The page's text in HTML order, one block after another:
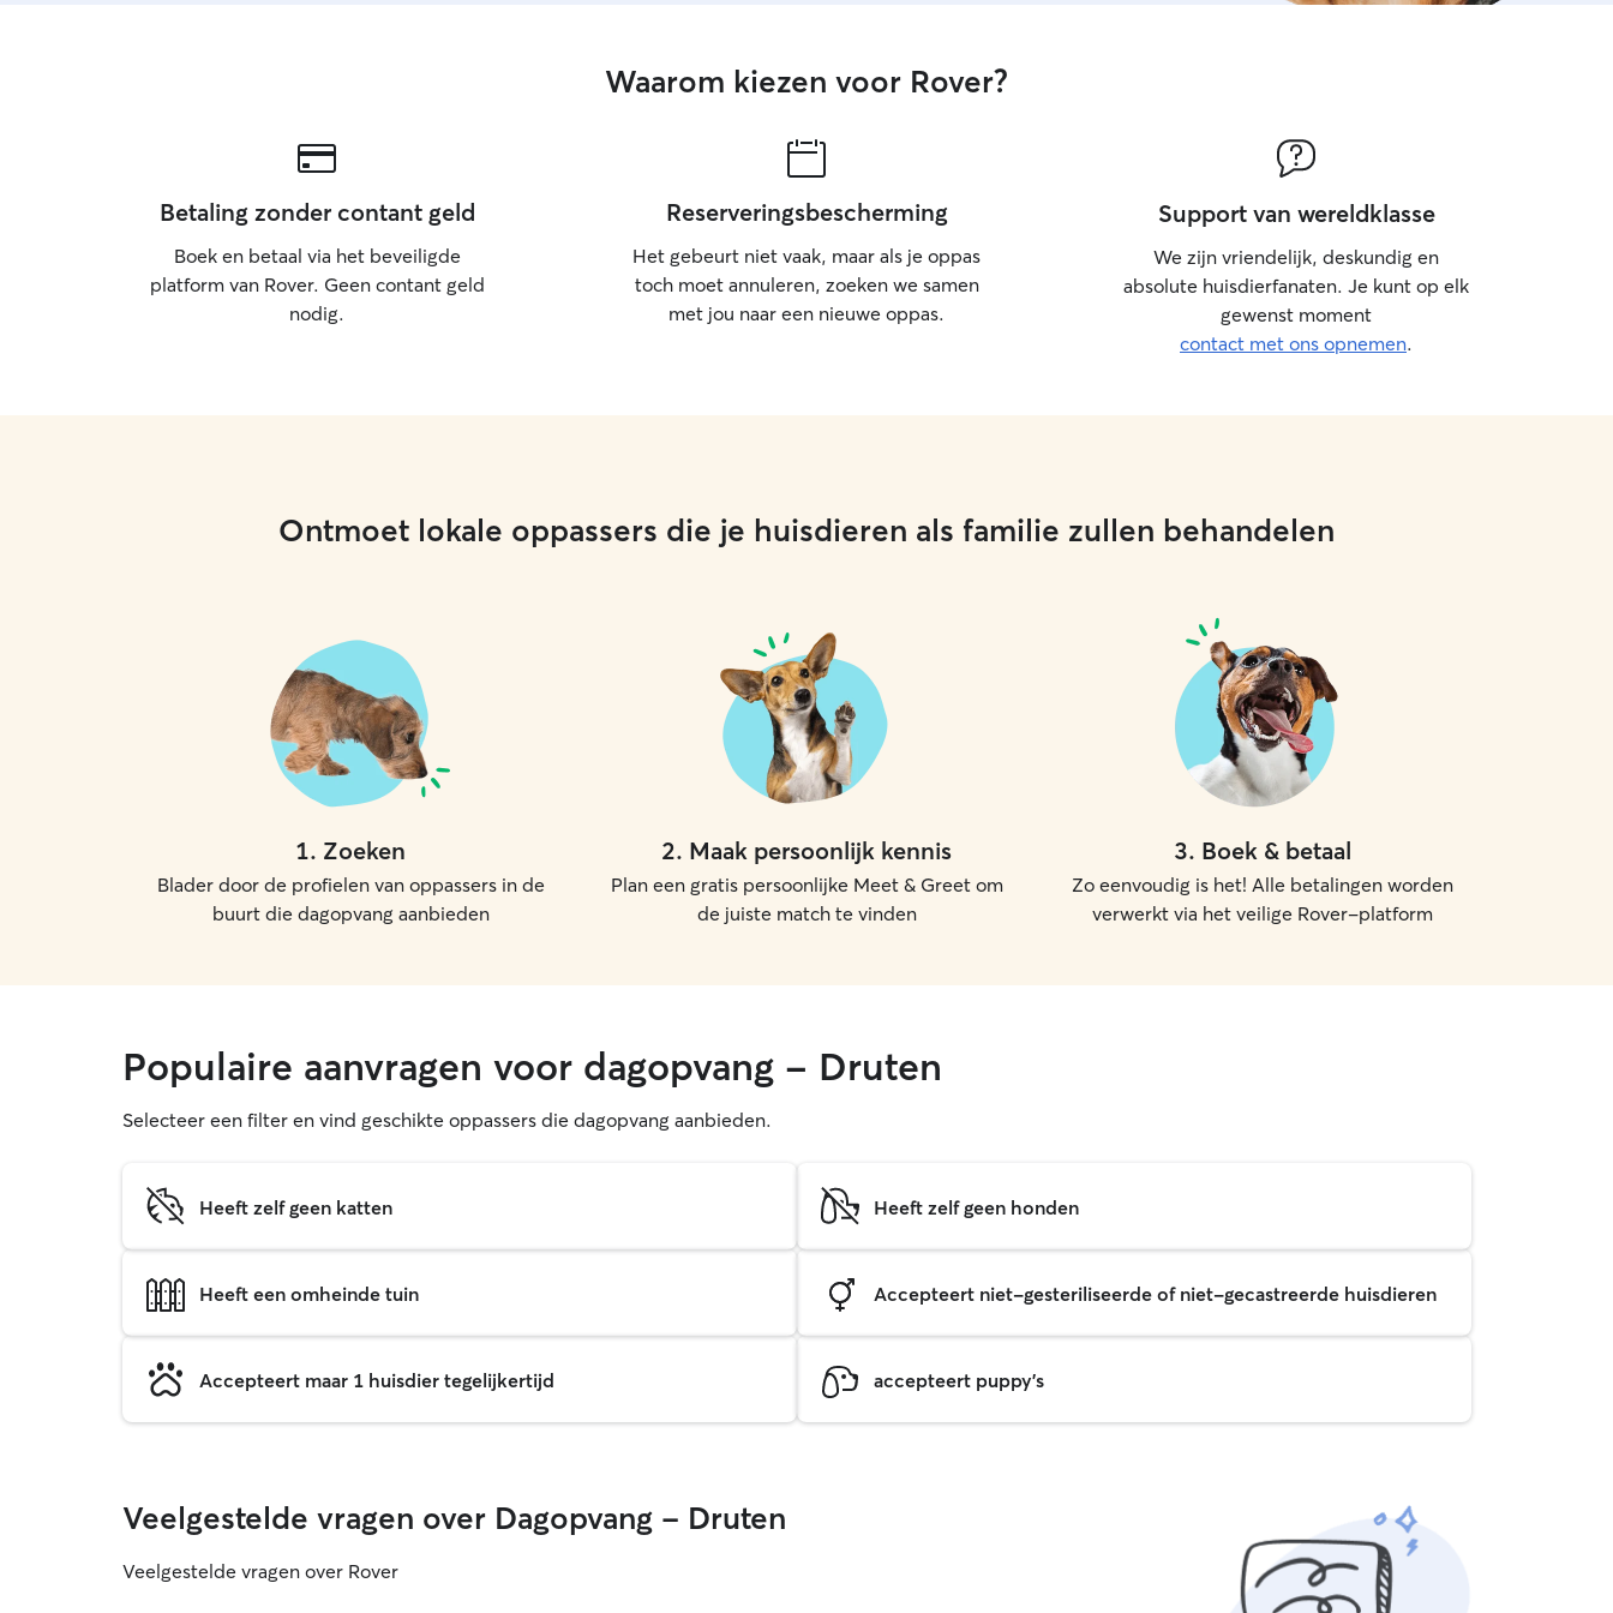
Waarom kiezen voor Rover?
Betaling zonder contant geld
Boek en betaal via het beveiligde
platform van Rover. Geen contant geld
nodig.
Reserveringsbescherming
Het gebeurt niet vaak, maar als je oppas
toch moet annuleren, zoeken we samen
met jou naar een nieuwe oppas.
Support van wereldklasse
We zijn vriendelijk, deskundig en
absolute huisdierfanaten. Je kunt op elk
gewenst moment
contact met ons opnemen.
Ontmoet lokale oppassers die je huisdieren als familie zullen behandelen
1. Zoeken
Blader door de profielen van oppassers in de
buurt die dagopvang aanbieden
2. Maak persoonlijk kennis
Plan een gratis persoonlijke Meet & Greet om
de juiste match te vinden
3. Boek & betaal
Zo eenvoudig is het! Alle betalingen worden
verwerkt via het veilige Rover-platform
Populaire aanvragen voor dagopvang - Druten
Selecteer een filter en vind geschikte oppassers die dagopvang aanbieden.
Heeft zelf geen katten Heeft zelf geen honden
Heeft een omheinde tuin Accepteert niet-gesteriliseerde of niet-gecastreerde huisdieren
Accepteert maar 1 huisdier tegelijkertijd accepteert puppy's
Veelgestelde vragen over Dagopvang - Druten
Veelgestelde vragen over Rover